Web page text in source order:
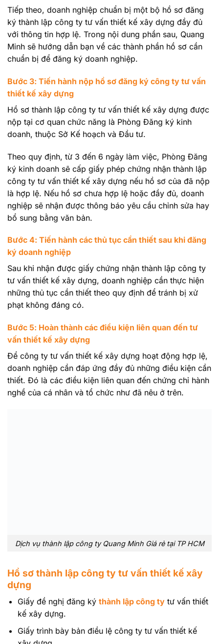
Tiếp theo, doanh nghiệp chuẩn bị một bộ hồ sơ đăng
ký thành lập công ty tư vấn thiết kế xây dựng đầy đủ
với thông tin hợp lệ. Trong nội dung phần sau, Quang
Minh sẽ hướng dẫn bạn về các thành phần hồ sơ cần
chuẩn bị để đăng ký doanh nghiệp.
Bước 3: Tiến hành nộp hồ sơ đăng ký công ty tư vấn
thiết kế xây dựng
Hồ sơ thành lập công ty tư vấn thiết kế xây dựng được
nộp tại cơ quan chức năng là Phòng Đăng ký kinh
doanh, thuộc Sở Kế hoạch và Đầu tư.
Theo quy định, từ 3 đến 6 ngày làm việc, Phòng Đăng
ký kinh doanh sẽ cấp giấy phép chứng nhận thành lập
công ty tư vấn thiết kế xây dựng nếu hồ sơ của đã nộp
là hợp lệ. Nếu hồ sơ chưa hợp lệ hoặc đầy đủ, doanh
nghiệp sẽ nhận được thông báo yêu cầu chỉnh sửa hay
bổ sung bằng văn bản.
Bước 4: Tiến hành các thủ tục cần thiết sau khi đăng
ký doanh nghiệp
Sau khi nhận được giấy chứng nhận thành lập công ty
tư vấn thiết kế xây dựng, doanh nghiệp cần thực hiện
những thủ tục cần thiết theo quy định để tránh bị xử
phạt không đáng có.
Bước 5: Hoàn thành các điều kiện liên quan đến tư
vấn thiết kế xây dựng
Để công ty tư vấn thiết kế xây dựng hoạt động hợp lệ,
doanh nghiệp cần đáp ứng đầy đủ những điều kiện cần
thiết. Đó là các điều kiện liên quan đến chứng chỉ hành
nghề của cá nhân và tổ chức như đã nêu ở trên.
Dịch vụ thành lập công ty Quang Minh Giá rẻ tại TP HCM
Hồ sơ thành lập công ty tư vấn thiết kế xây
dựng
Giấy đề nghị đăng ký thành lập công tytư vấn thiết
kế xây dựng.
Giấy trình bày bản điều lệ công ty tư vấn thiết kế